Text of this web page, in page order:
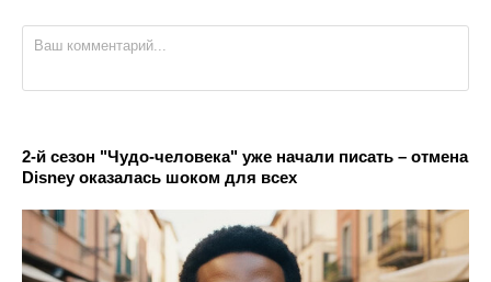
2-й сезон "Чудо-человека" уже начали писать – отмена
Disney оказалась шоком для всех